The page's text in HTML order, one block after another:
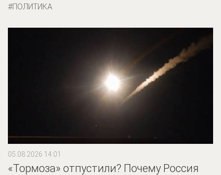
ПОЛИТИКА
05.08.2026 14:01
«Тормоза» отпустили? Почему Россия